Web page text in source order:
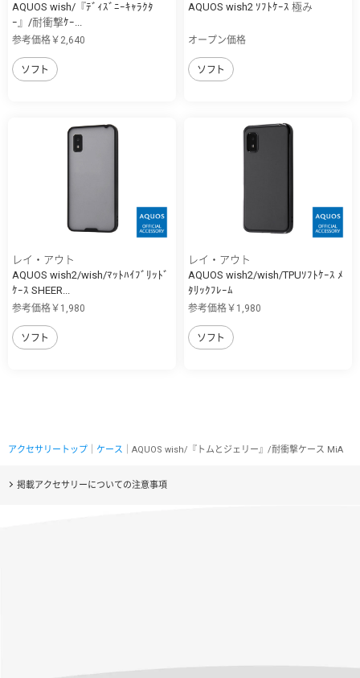
AQUOS wish/『ﾃﾞｨｽﾞﾆｰｷｬﾗｸﾀ
ｰ』/耐衝撃ｹｰ...
参考価格￥2,640
ソフト
AQUOS wish2 ｿﾌﾄｹｰｽ 極み
オープン価格
ソフト
レイ・アウト
AQUOS wish2/wish/ﾏｯﾄﾊｲﾌﾞﾘｯﾄﾞ
ｹｰｽ SHEER...
参考価格￥1,980
ソフト
レイ・アウト
AQUOS wish2/wish/TPUｿﾌﾄｹｰｽ ﾒ
ﾀﾘｯｸﾌﾚｰﾑ
参考価格￥1,980
ソフト
アクセサリートップ ケース ｜AQUOS wish/『トムとジェリー』/耐衝撃ケース MiA
掲載アクセサリーについての注意事項